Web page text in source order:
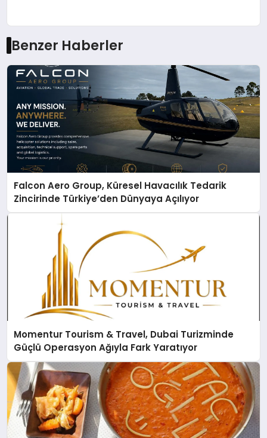
Benzer Haberler
Falcon Aero Group, Küresel Havacılık Tedarik
Zincirinde Türkiye’den Dünyaya Açılıyor
Momentur Tourism & Travel, Dubai Turizminde
Güçlü Operasyon Ağıyla Fark Yaratıyor